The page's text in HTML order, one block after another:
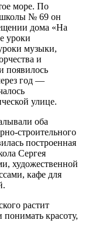
море. По
№ 69 он
дома «На
уроки
музыки,
и
появилось
год —
улице.
оба
строительного
построенная
Сергея
художественной
кафе для
растит
красоту,